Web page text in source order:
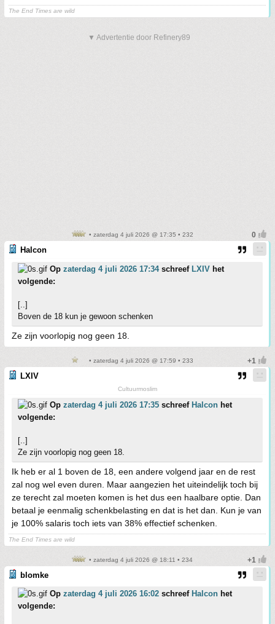
The End Times are wild
▼ Advertentie door Refinery89
• zaterdag 4 juli 2026 @ 17:35 • 232
Halcon
Op zaterdag 4 juli 2026 17:34schreef LXIV het
volgende:
[..]
Boven de 18 kun je gewoon schenken
Ze zijn voorlopig nog geen 18.
• zaterdag 4 juli 2026 @ 17:59 • 233
LXIV
Cultuurmoslim
Op zaterdag 4 juli 2026 17:35 schreef Halcon het
volgende:
[..]
Ze zijn voorlopig nog geen 18.
Ik heb er al 1 boven de 18, een andere volgend jaar en de rest
zal nog wel even duren. Maar aangezien het uiteindelijk toch bij
ze terecht zal moeten komen is het dus een haalbare optie. Dan
betaal je eenmalig schenkbelasting en dat is het dan. Kun je van
je 100% salaris toch iets van 38% effectief schenken.
The End Times are wild
• zaterdag 4 juli 2026 @ 18:11 • 234
blomke
Op zaterdag 4 juli 2026 16:02 schreef Halcon het
volgende: